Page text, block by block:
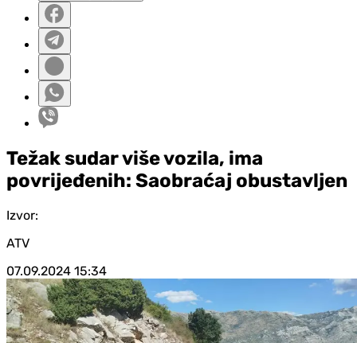
Težak sudar više vozila, ima
povrijeđenih: Saobraćaj obustavljen
Izvor:
ATV
07.09.2024 15:34